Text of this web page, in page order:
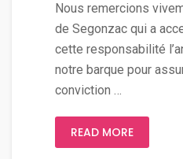
Nous remercions
de Segonzac qui a
cette responsabilité
notre barque pour
conviction …
READ MORE